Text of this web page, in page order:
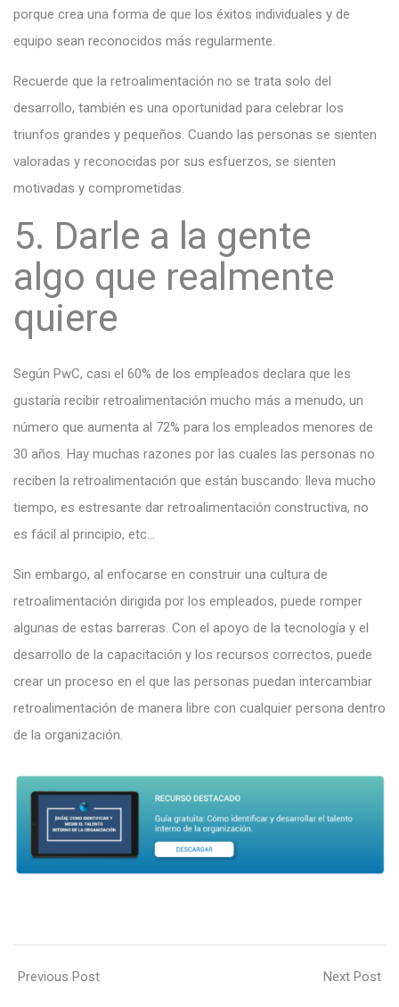
porque crea una forma de que los éxitos individuales y de
equipo sean reconocidos más regularmente.
Recuerde que la retroalimentación no se trata solo del
desarrollo, también es una oportunidad para celebrar los
triunfos grandes y pequeños. Cuando las personas se sienten
valoradas y reconocidas por sus esfuerzos, se sienten
motivadas y comprometidas.
5. Darle a la gente
algo que realmente
quiere
Según PwC, casi el 60% de los empleados declara que les
gustaría recibir retroalimentación mucho más a menudo, un
número que aumenta al 72% para los empleados menores de
30 años. Hay muchas razones por las cuales las personas no
reciben la retroalimentación que están buscando: lleva mucho
tiempo, es estresante dar retroalimentación constructiva, no
es fácil al principio, etc…
Sin embargo, al enfocarse en construir una cultura de
retroalimentación dirigida por los empleados, puede romper
algunas de estas barreras. Con el apoyo de la tecnología y el
desarrollo de la capacitación y los recursos correctos, puede
crear un proceso en el que las personas puedan intercambiar
retroalimentación de manera libre con cualquier persona dentro
de la organización.
Previous Post Next Post